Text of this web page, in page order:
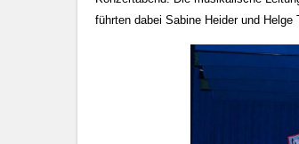
führten dabei Sabine Heider und Helge